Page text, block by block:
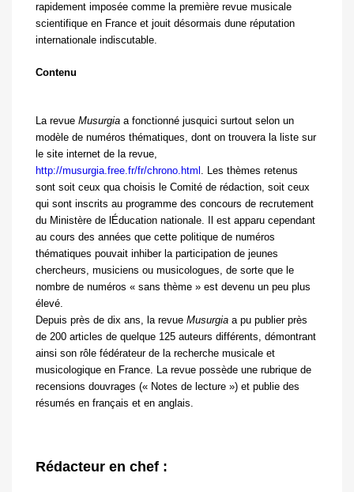
rapidement imposée comme la première revue musicale
scientifique en France et jouit désormais dune réputation
internationale indiscutable.
Contenu
La revue Musurgia a fonctionné jusquici surtout selon un
modèle de numéros thématiques, dont on trouvera la liste sur
le site internet de la revue,
http://musurgia.free.fr/fr/chrono.html . Les thèmes retenus
sont soit ceux qua choisis le Comité de rédaction, soit ceux
qui sont inscrits au programme des concours de recrutement
du Ministère de lÉducation nationale. Il est apparu cependant
au cours des années que cette politique de numéros
thématiques pouvait inhiber la participation de jeunes
chercheurs, musiciens ou musicologues, de sorte que le
nombre de numéros « sans thème » est devenu un peu plus
élevé.
Depuis près de dix ans, la revue Musurgia a pu publier près
de 200 articles de quelque 125 auteurs différents, démontrant
ainsi son rôle fédérateur de la recherche musicale et
musicologique en France. La revue possède une rubrique de
recensions douvrages (« Notes de lecture ») et publie des
résumés en français et en anglais.
Rédacteur en chef :